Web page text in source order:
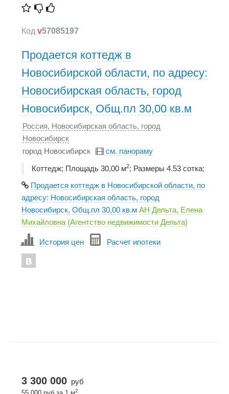
Код v57085197
Продается коттедж в
Новосибирской области, по адресу:
Новосибирская область, город
Новосибирск, Общ.пл 30,00 кв.м
Россия, Новосибирская область, город
Новосибирск
город Новосибирск
см. панораму
Коттедж; Площадь 30,00 м2; Размеры 4.53 сотка;
Продается коттедж в Новосибирской области, по
адресу: Новосибирская область, город
Новосибирск, Общ.пл 30,00 кв.м АН Дельта, Елена
Михайловна (Агентство недвижимости Дельта)
История цен Расчет ипотеки
3 300 000 руб
2